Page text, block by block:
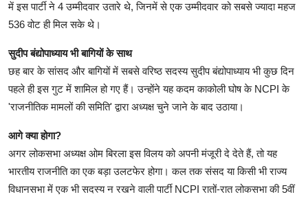
में इस पार्टी ने 4 उम्मीदवार उतारे थे, जिनमें से एक उम्मीदवार को सबसे ज्यादा महज
536 वोट ही मिल सके थे।
सुदीप बंद्योपाध्याय भी बागियों के साथ
छह बार के सांसद और बागियों में सबसे वरिष्ठ सदस्य सुदीप बंद्योपाध्याय भी कुछ दिन
पहले ही इस गुट में शामिल हो गए हैं। उन्होंने यह कदम काकोली घोष के NCPI के
'राजनीतिक मामलों की समिति' द्वारा अध्यक्ष चुने जाने के बाद उठाया।
आगे क्या होगा?
अगर लोकसभा अध्यक्ष ओम बिरला इस विलय को अपनी मंजूरी दे देते हैं, तो यह
भारतीय राजनीति का एक बड़ा उलटफेर होगा। कल तक संसद या किसी भी राज्य
विधानसभा में एक भी सदस्य न रखने वाली पार्टी NCPI रातों-रात लोकसभा की 5वीं